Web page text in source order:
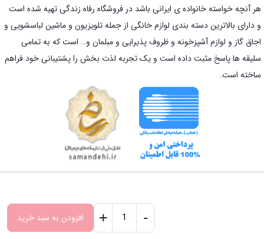
-
+ افزودن به سبد خرید
هر آنچه خواسته خانواده ی ایرانی باشد در فروشگاه رفاه زندگی تهیه شده است
و دارای بالاترین دسته بندی لوازم خانگی از جمله تلویزیون و ماشین لباسشویی و
اجاق گاز و لوازم آشپزخونه و ظروف پذیرایی و مبلمان و… است که به تمامی
سلیقه ها پاسخ مثبت داده است و یک تجربه لذت بخش را پشتیبانی خود فراهم
ساخته است.